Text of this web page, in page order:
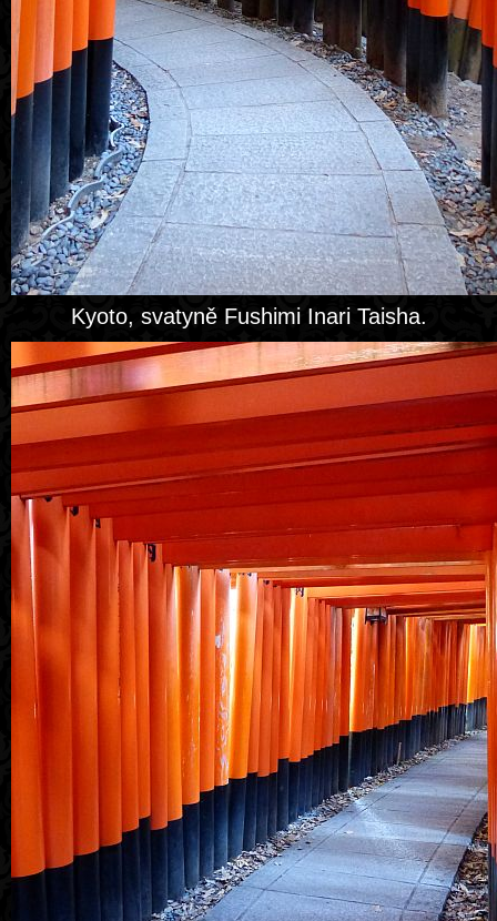
Kyoto, svatyně Fushimi Inari Taisha.